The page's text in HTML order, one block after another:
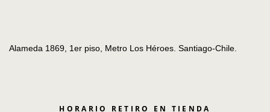
Alameda 1869, 1er piso, Metro Los Héroes. Santiago-Chile.
HORARIO RETIRO EN TIENDA